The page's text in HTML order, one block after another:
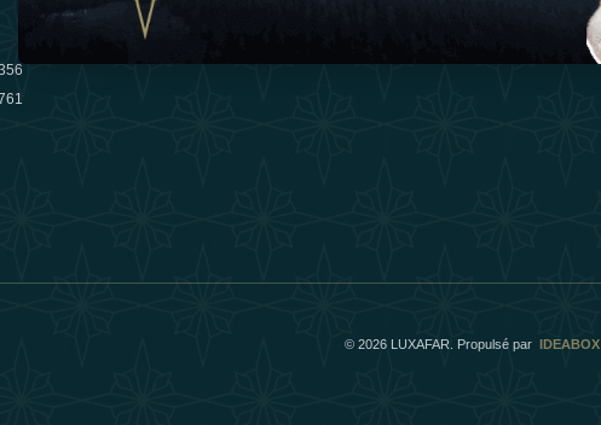
© 2026 LUXAFAR. Propulsé par IDEABOX